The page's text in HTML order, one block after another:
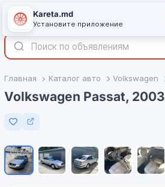
Главная Каталог авто Volkswagen
Volkswagen Passat, 2003
Добавить в избранное
Kareta.md
Установите приложение